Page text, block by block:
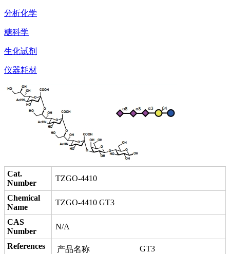
分析化学
糖科学
生化试剂
仪器耗材
Cat.
Number
TZGO-4410
Chemical
Name
TZGO-4410 GT3
CAS
Number
N/A
References 产品名称
GT3